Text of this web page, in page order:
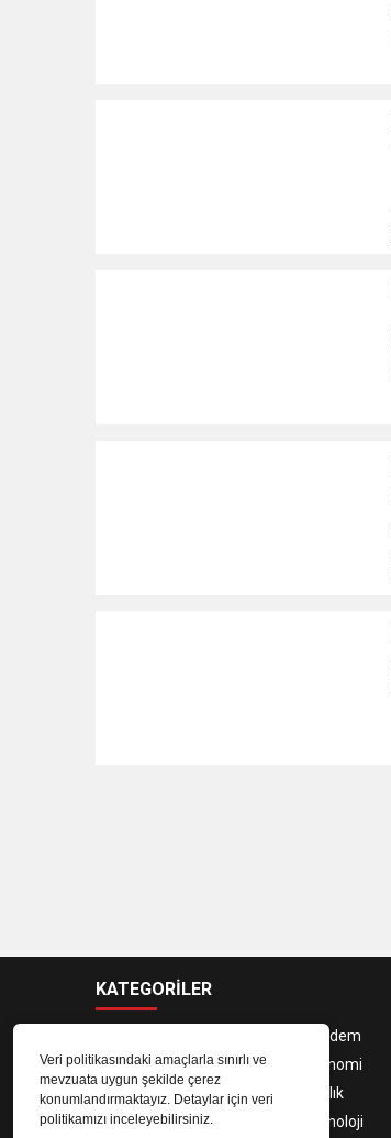
Veri politikasındaki amaçlarla sınırlı ve
mevzuata uygun şekilde çerez
konumlandırmaktayız. Detaylar için veri
politikamızı inceleyebilirsiniz.
KATEGORİLER
Gündem
Siyaset
Ekonomi
Dünya
Sağlık
Spor
Teknoloji